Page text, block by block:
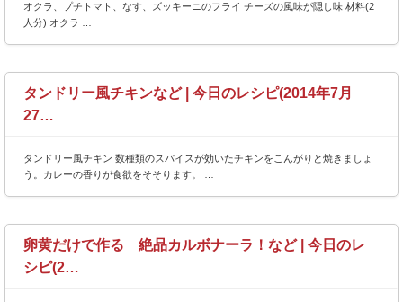
オクラ、プチトマト、なす、ズッキーニのフライ チーズの風味が隠し味 材料(2
人分) オクラ …
タンドリー風チキンなど | 今日のレシピ(2014年7月
27…
タンドリー風チキン 数種類のスパイスが効いたチキンをこんがりと焼きましょ
う。カレーの香りが食欲をそそります。 …
卵黄だけで作る 絶品カルボナーラ！など | 今日のレ
シピ(2…